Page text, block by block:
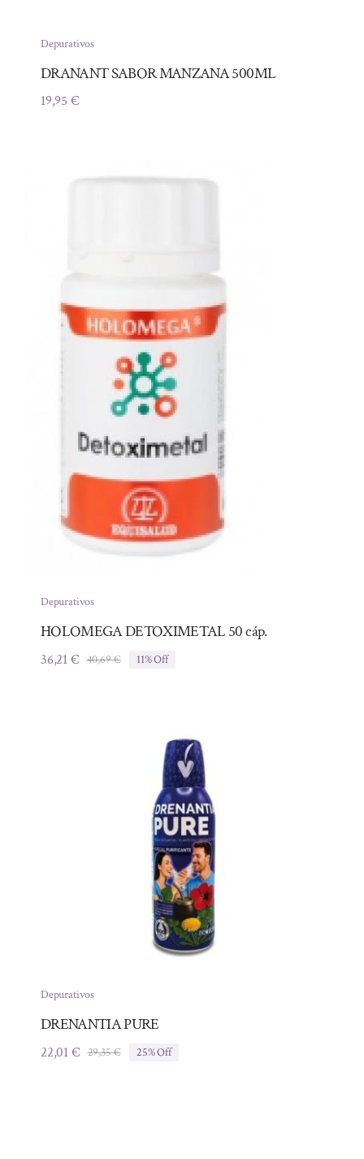
Depurativos
DRANANT SABOR MANZANA 500ML
19,95 €
Depurativos
HOLOMEGA DETOXIMETAL 50 cáp.
40,69€El
36,21€
El
11% Off
Depurativos
DRENANTIA PURE
29,35€El
22,01€
El
25% Off